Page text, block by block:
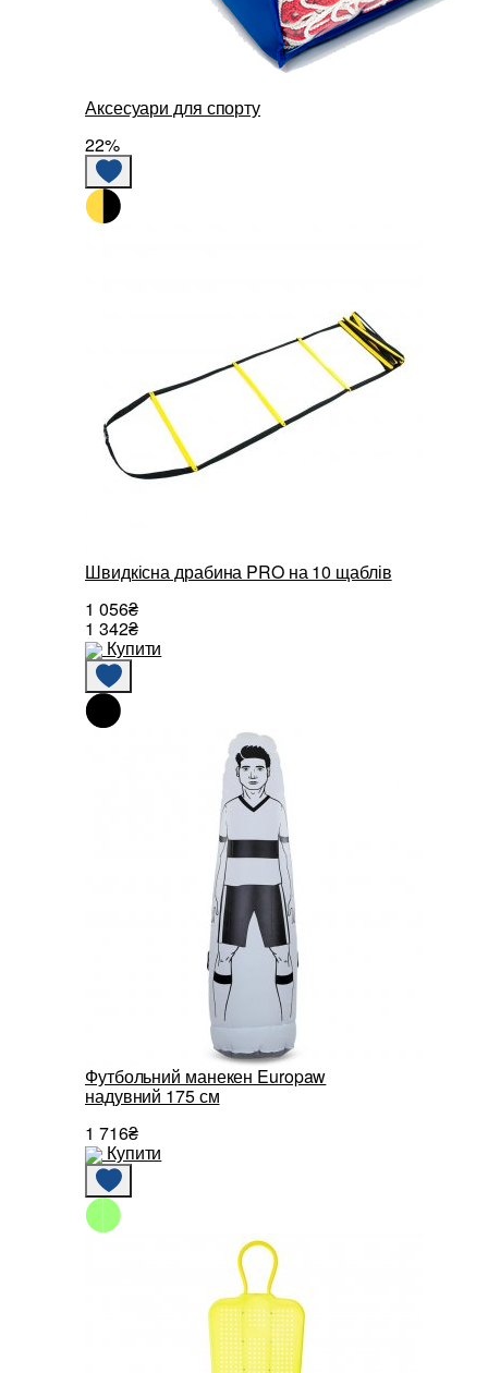
Аксесуари для спорту
22%
Швидкісна драбина PRO на 10 щаблів
1 056₴
1 342₴
Купити
Футбольний манекен Europaw
надувний 175 см
1 716₴
Купити